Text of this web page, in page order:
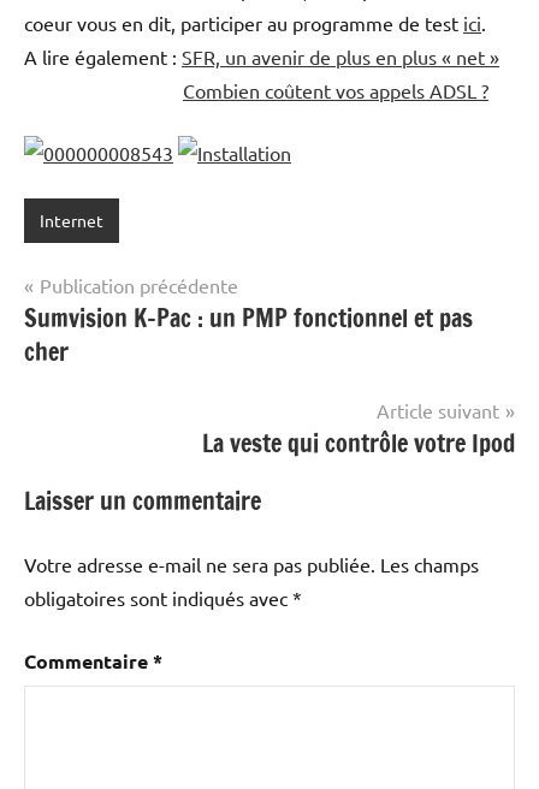
coeur vous en dit, participer au programme de test ici
A lire également : SFR, un avenir de plus en plus « net »
Combien coûtent vos appels ADSL ?
Internet
Navigation
de
l’article
Publication précédente
Sumvision K-Pac : un PMP fonctionnel et pas
cher
Article suivant
La veste qui contrôle votre Ipod
Laisser un commentaire
Votre adresse e-mail ne sera pas publiée. Les champs
obligatoires sont indiqués avec *
Commentaire*